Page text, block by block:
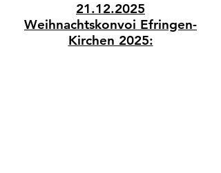
21.12.2025
Weihnachtskonvoi Efringen-
Kirchen 2025: